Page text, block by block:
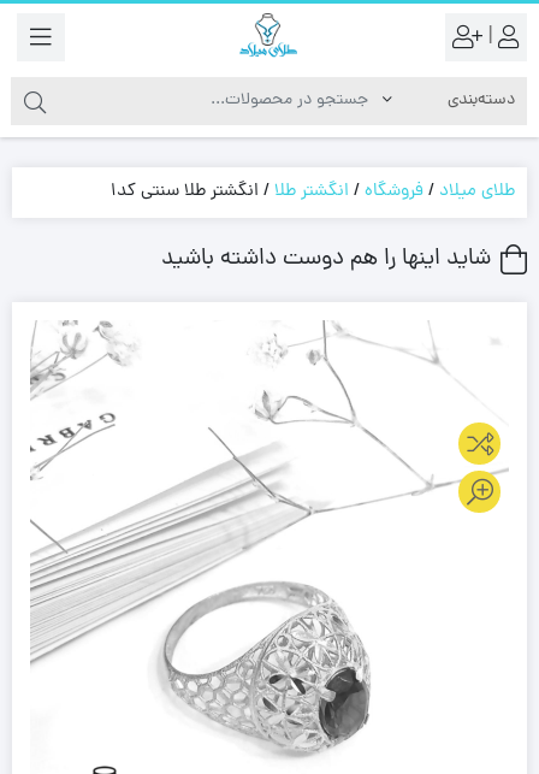
|
طلای میلاد /فروشگاه/ انگشتر طلا/ انگشتر طلا سنتی کد1
شاید اینها را هم دوست داشته باشید